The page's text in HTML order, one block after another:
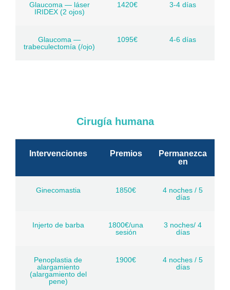
Glaucoma — láser
IRIDEX (2 ojos)
1420€ 3-4 días
Glaucoma —
trabeculectomía (/ojo)
1095€ 4-6 días
Cirugía humana
Intervenciones Premios
Permanezca
en
Ginecomastia 1850€
4 noches / 5
días
Injerto de barba
1800€/una
sesión
3 noches/ 4
días
Penoplastia de
alargamiento
(alargamiento del
pene)
1900€
4 noches / 5
días